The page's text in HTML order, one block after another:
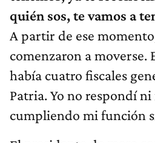
quién sos, te vamos a
A partir de ese
comenzaron a moverse.
había cuatro fiscales
Patria. Yo no respondí
cumpliendo mi función